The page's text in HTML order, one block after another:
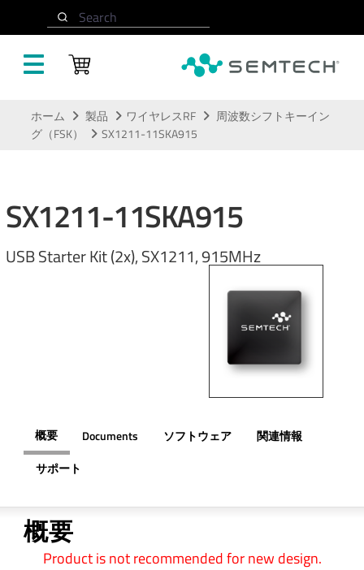
Search
ホーム 製品 ワイヤレスRF
周波数シフトキーイン
グ（FSK）
SX1211-11SKA915
SX1211-11SKA915
USB Starter Kit (2x), SX1211, 915MHz
概要 Documents ソフトウェア
関連情報
サポート
概要
Product is not recommended for new design.